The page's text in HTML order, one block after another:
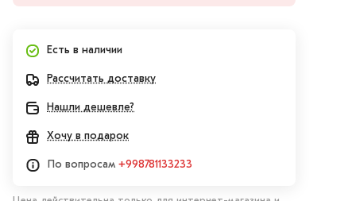
Есть в наличии
Рассчитать доставку
Нашли дешевле?
Хочу в подарок
По вопросам +998781133233